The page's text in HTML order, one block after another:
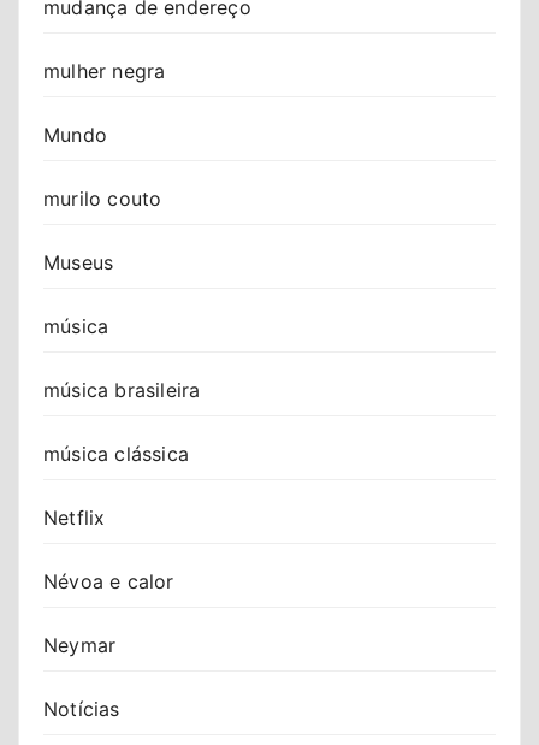
mudança de endereço
mulher negra
Mundo
murilo couto
Museus
música
música brasileira
música clássica
Netflix
Névoa e calor
Neymar
Notícias